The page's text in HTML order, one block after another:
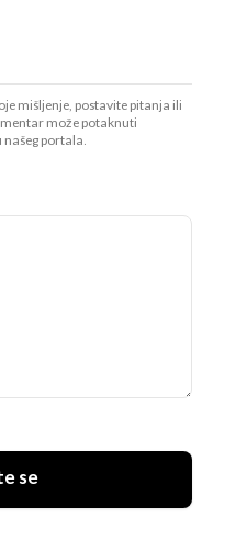
mišljenje, postavite pitanja ili
može potaknuti
portala.
se